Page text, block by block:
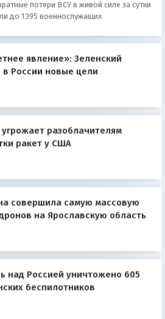
потери ВСУ в живой силе за сутки
до 1395 военнослужащих
явление»: Зеленский
России новые цели
разоблачителям
ракет у США
совершила самую массовую
на Ярославскую область
над Россией уничтожено 605
беспилотников